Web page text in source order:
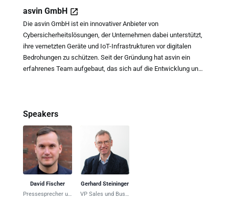
asvin GmbH
Die asvin GmbH ist ein innovativer Anbieter von
Cybersicherheitslösungen, der Unternehmen dabei unterstützt,
ihre vernetzten Geräte und IoT-Infrastrukturen vor digitalen
Bedrohungen zu schützen. Seit der Gründung hat asvin ein
erfahrenes Team aufgebaut, das sich auf die Entwicklung und
maßgeschneiderte Lösungen, die Unternehmen helfen, ihre
Angriffsflächen zu reduzieren und Compliance-Anforderungen
zu erfüllen. Dabei verbindet asvin technische Expertise mit
praxisnahen Ansätzen, um den individuellen Bedürfnissen
seiner Kunden gerecht zu werden.
Speakers
David Fischer
Pressesprecher und Kommunikationschef
Gerhard Steininger
VP Sales und Business Development